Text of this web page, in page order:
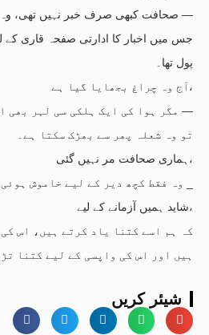
صحافت کبھی صرف خبر نہیں تھی، وہ ایک عہد تھا —
جس میں اخبار کا ادارتی صفحہ قاری کے
پول تھا۔
آج وہ چراغ بجھایا گیا ہے،
مگر ہوا کی ایک ہلکی سی لہر بھی اگر سچی ہو —
تو وہ شعلہ پھر سے بھڑک سکتا ہے۔
ہماری صحافت مر نہیں گئی،
شاید ہمیں آزمانے کے لیے،
کہ ہم اسے کتنا یاد کرتے ہیں، اس
ہیں اور اس کی واپسی کے لیے کتنا
شیئر کریں